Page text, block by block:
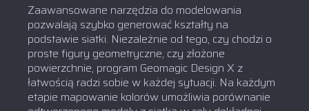
Zaawansowane narzędzia do modelowania
pozwalają szybko generować kształty na
podstawie siatki. Niezależnie od tego, czy chodzi o
proste figury geometryczne, czy złożone
powierzchnie, program Geomagic Design X z
łatwością radzi sobie w każdej sytuacji. Na każdym
etapie mapowanie kolorów umożliwia porównanie